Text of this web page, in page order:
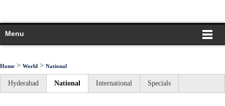
Menu
Home > World > National
Hyderabad National International Specials